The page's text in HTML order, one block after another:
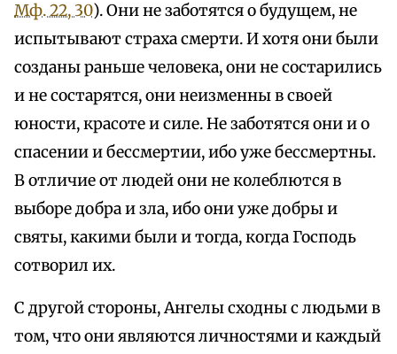
Мф. 22, 30). Они не заботятся о будущем, не
испытывают страха смерти. И хотя они были
созданы раньше человека, они не состарились
и не состарятся, они неизменны в своей
юности, красоте и силе. Не заботятся они и о
спасении и бессмертии, ибо уже бессмертны.
В отличие от людей они не колеблются в
выборе добра и зла, ибо они уже добры и
святы, какими были и тогда, когда Господь
сотворил их.
С другой стороны, Ангелы сходны с людьми в
том, что они являются личностями и каждый